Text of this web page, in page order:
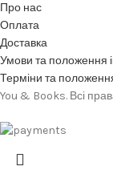
Про нас
Оплата
Доставка
Умови та положення
Терміни та
You & Books. Всі